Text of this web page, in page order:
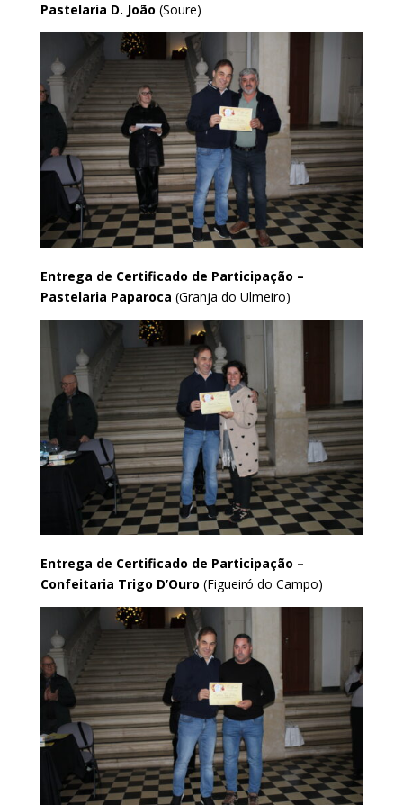
Pastelaria D. João (Soure)
Entrega de Certificado de Participação –
Pastelaria Paparoca (Granja do Ulmeiro)
Entrega de Certificado de Participação –
Confeitaria Trigo D’Ouro (Figueiró do Campo)